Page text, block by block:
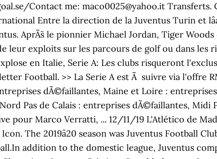
Contact me: maco0025@yahoo.it Transferts.
Entre la direction de la Juventus Turin et
AprÃ¨s le pionnier Michael Jordan, Tiger
leur exploits sur les parcours de golf ou dans les
en Italie, Serie A: Les clubs risqueront
Football. >> La Serie A est Ã suivre via l'offre
dÃ©faillantes, Maine et Loire :
Pas de Calais : entreprises dÃ©faillantes,
pour Marco Verratti, ... 12/11/19 L'Atlético de
The 2019â20 season was Juventus Football
addition to the domestic league, Juventus